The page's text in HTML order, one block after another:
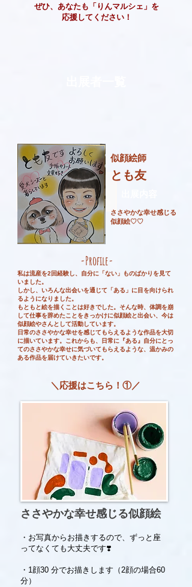
ぜひ、あなたも「りんマルシェ」を
応援してください！
ささやかな幸せ感じる
似顔絵♡♡
-Profile-
私は流産を2回経験し、自分に「ない」ものばかりを見て
いました。
しかし、いろんな出会いを通じて「ある」に目を向けられ
るようになりました。
もともと絵を描くことは好きでした。そんな時、体調を崩
して仕事を辞めたことをきっかけに似顔絵と出会い、今は
似顔絵やさんとして活動しています。
日常のささやかな幸せを感じてもらえるような作品を大切
に描いています。これからも、日常に『ある』自分にとっ
てのささやかな幸せに気づいてもらえるような、温かみの
ある作品を届けていきたいです。
似顔絵師
とも友
＼応援はこちら！①／
​ささやかな幸せ感じる似顔絵
・お写真からお描きするので、ずっと座
ってなくても大丈夫です❣️
・1顔30 分でお描きします（2顔の場合60
分）